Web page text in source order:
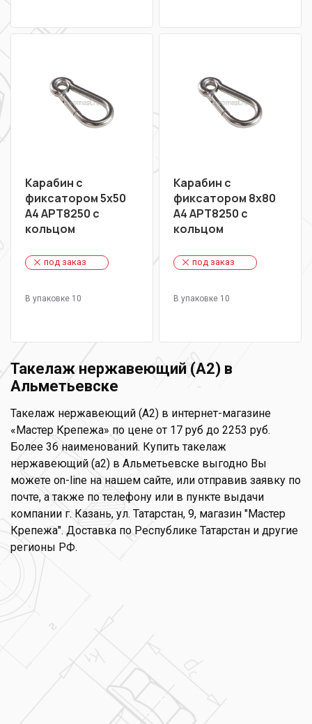
Карабин с
фиксатором 5х50
А4 АРТ8250 с
кольцом
под заказ
В упаковке 10
Карабин с
фиксатором 8х80
А4 АРТ8250 с
кольцом
под заказ
В упаковке 10
Такелаж нержавеющий (А2) в
Альметьевске
Такелаж нержавеющий (А2) в интернет-магазине
«Мастер Крепежа» по цене от 17 руб до 2253 руб.
Более 36 наименований. Купить такелаж
нержавеющий (а2) в Альметьевске выгодно Вы
можете on-line на нашем сайте, или отправив заявку по
почте, а также по телефону или в пункте выдачи
компании г. Казань, ул. Татарстан, 9, магазин "Мастер
Крепежа". Доставка по Республике Татарстан и другие
регионы РФ.